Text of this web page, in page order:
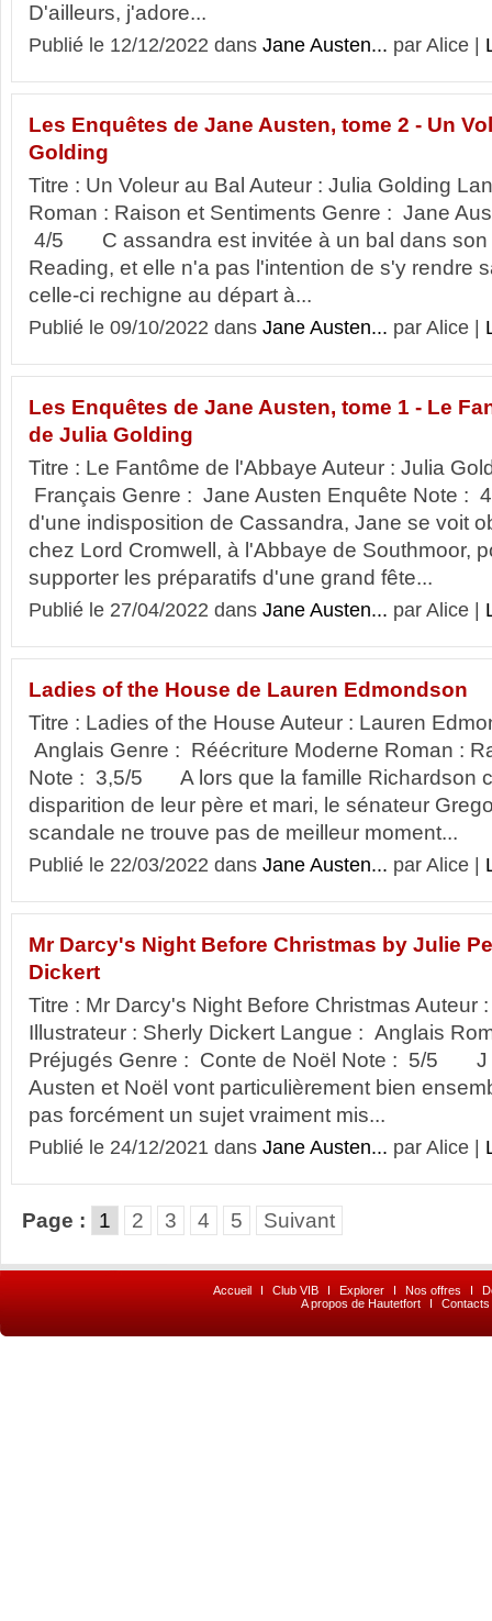
D'ailleurs, j'adore...
Publié le 12/12/2022 dans Jane Austen... par Alice |
Les Enquêtes de Jane Austen, tome 2 - Un
Golding
Titre : Un Voleur au Bal Auteur : Julia Golding
Roman : Raison et Sentiments Genre : Jane
4/5 C assandra est invitée à un bal dans son
Reading, et elle n'a pas l'intention de s'y rendre
celle-ci rechigne au départ à...
Publié le 09/10/2022 dans Jane Austen... par Alice |
Les Enquêtes de Jane Austen, tome 1 - Le
de Julia Golding
Titre : Le Fantôme de l'Abbaye Auteur : Julia
Français Genre : Jane Austen Enquête
d'une indisposition de Cassandra, Jane se voit
chez Lord Cromwell, à l'Abbaye de Southmoor,
supporter les préparatifs d'une grand fête...
Publié le 27/04/2022 dans Jane Austen... par Alice |
Ladies of the House de Lauren Edmondson
Titre : Ladies of the House Auteur : Lauren
Anglais Genre : Réécriture Moderne Roman :
Note : 3,5/5 A lors que la famille Richardson
disparition de leur père et mari, le sénateur
scandale ne trouve pas de meilleur moment...
Publié le 22/03/2022 dans Jane Austen... par Alice |
Mr Darcy's Night Before Christmas by Julie
Dickert
Titre : Mr Darcy's Night Before Christmas Auteur
Illustrateur : Sherly Dickert Langue : Anglais
Préjugés Genre : Conte de Noël Note : 5/5 J
Austen et Noël vont particulièrement bien
pas forcément un sujet vraiment mis...
Publié le 24/12/2021 dans Jane Austen... par Alice |
Page : 1 2 3 4 5 Suivant
Accueil I Club VIB I Explorer I Nos offres I
A propos de Hautetfort
I Contacts